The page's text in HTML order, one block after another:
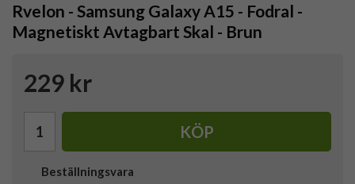
Rvelon - Samsung Galaxy A15 - Fodral -
Magnetiskt Avtagbart Skal - Brun
229 kr
KÖP
Beställningsvara